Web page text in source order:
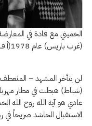
الخميني مع قادة في المعارضة
(غرب باريس) عام 1978(أ.ف.ب)
لن يتأخر المشهد –
(شباط) هبطت في مطار
عادي هو آية الله روح الله
الاستقبال الحاشد صريحاً